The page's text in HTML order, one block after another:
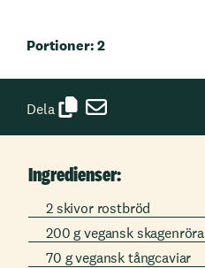
Portioner: 2
Dela
Ingredienser:
2 skivor rostbröd
200 g vegansk skagenröra
70 g vegansk tångcaviar